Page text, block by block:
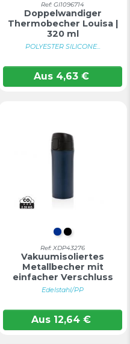
Ref: GI1096714
Doppelwandiger
Thermobecher Louisa |
320 ml
POLYESTER SILICONE...
Aus4,63 €
BlauSchwarz
Ref: XDP43276
Vakuumisoliertes
Metallbecher mit
einfacher Verschluss
Edelstahl/PP
Aus 12,64 €